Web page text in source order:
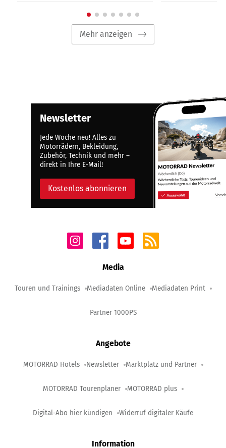
Mehr anzeigen
Newsletter
Jede Woche neu! Alles zu
Motorrädern, Bekleidung,
Zubehör, Technik und mehr –
direkt in Ihre E-Mail!
Kostenlos abonnieren
Media
Touren und Trainings Mediadaten Online Mediadaten Print
Partner 1000PS
Angebote
MOTORRAD Hotels Newsletter Marktplatz und Partner
MOTORRAD Tourenplaner MOTORRAD plus
Digital-Abo hier kündigen Widerruf digitaler Käufe
Information